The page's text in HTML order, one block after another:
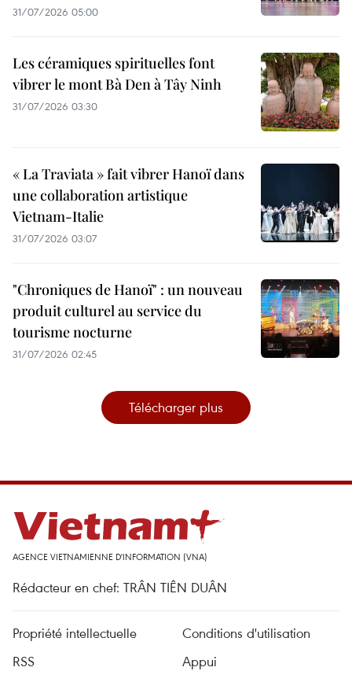
31/07/2026 05:00
Les céramiques spirituelles font
vibrer le mont Bà Den à Tây Ninh
31/07/2026 03:30
« La Traviata » fait vibrer Hanoï dans
une collaboration artistique
Vietnam-Italie
31/07/2026 03:07
"Chroniques de Hanoï" : un nouveau
produit culturel au service du
tourisme nocturne
31/07/2026 02:45
Télécharger plus
AGENCE VIETNAMIENNE D'INFORMATION (VNA)
Rédacteur en chef: TRÂN TIÊN DUÂN
Propriété intellectuelle
Conditions d'utilisation
RSS
Appui